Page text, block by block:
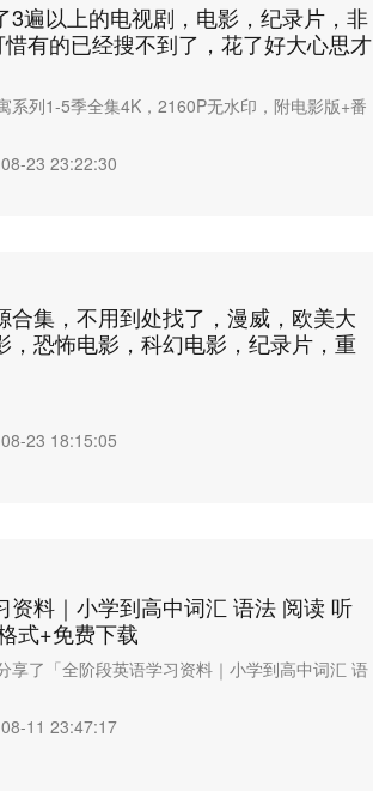
3遍以上的电视剧，电影，纪录片，非
有的已经搜不到了，花了好大心思才
系列1-5季全集4K，2160P无水印，附电影版+番
23 23:22:30
合集，不用到处找了，漫威，欧美大
，恐怖电影，科幻电影，纪录片，重
23 18:15:05
资料｜小学到高中词汇 语法 阅读 听
式+免费下载
享了「全阶段英语学习资料｜小学到高中词汇 语
11 23:47:17